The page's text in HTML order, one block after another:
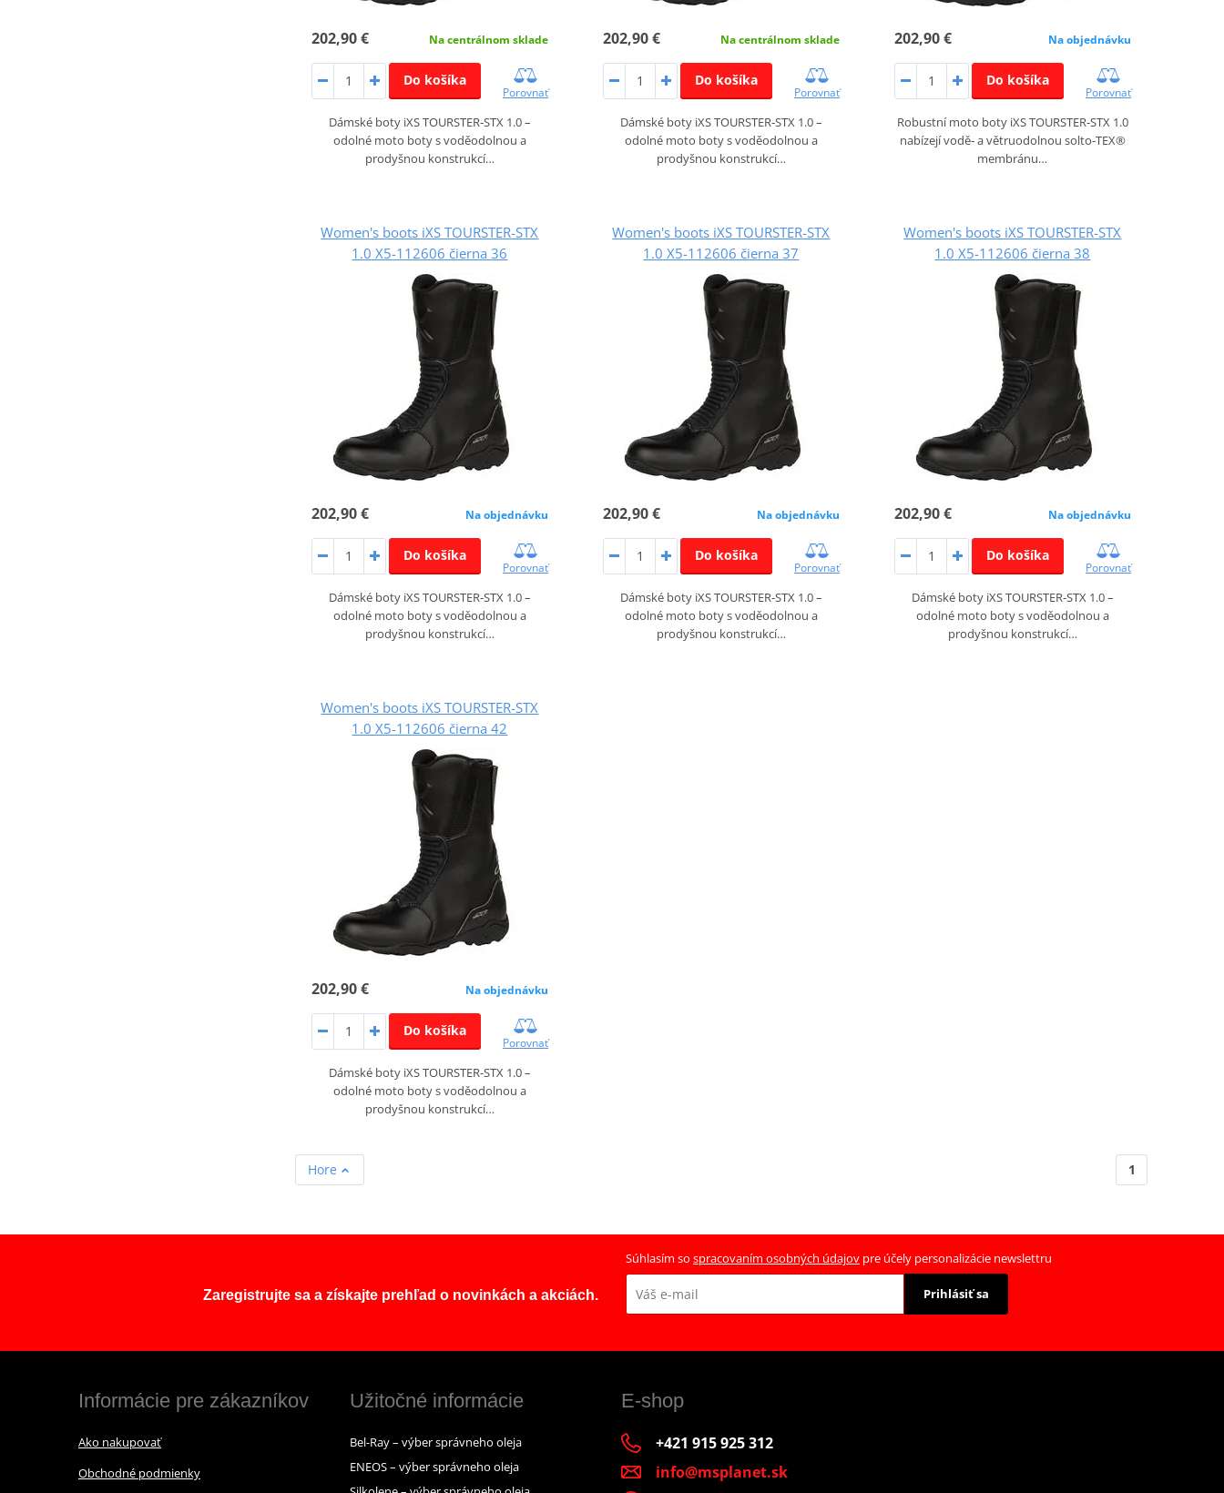
202,90 € Na centrálnom sklade
Do košíka
Porovnať
Dámské boty iXS TOURSTER‑STX 1.0 –
odolné moto boty s voděodolnou a
prodyšnou konstrukcí…
202,90 € Na centrálnom sklade
Do košíka
Porovnať
Dámské boty iXS TOURSTER‑STX 1.0 –
odolné moto boty s voděodolnou a
prodyšnou konstrukcí…
202,90 € Na objednávku
Do košíka
Porovnať
Robustní moto boty iXS TOURSTER‑STX 1.0
nabízejí vodě‑ a větruodolnou solto‑TEX®
membránu…
Women's boots iXS TOURSTER-STX
1.0 X5-112606 čierna 36
202,90 € Na objednávku
Do košíka
Porovnať
Dámské boty iXS TOURSTER‑STX 1.0 –
odolné moto boty s voděodolnou a
prodyšnou konstrukcí…
Women's boots iXS TOURSTER-STX
1.0 X5-112606 čierna 37
202,90 € Na objednávku
Do košíka
Porovnať
Dámské boty iXS TOURSTER‑STX 1.0 –
odolné moto boty s voděodolnou a
prodyšnou konstrukcí…
Women's boots iXS TOURSTER-STX
1.0 X5-112606 čierna 38
202,90 € Na objednávku
Do košíka
Porovnať
Dámské boty iXS TOURSTER‑STX 1.0 –
odolné moto boty s voděodolnou a
prodyšnou konstrukcí…
Women's boots iXS TOURSTER-STX
1.0 X5-112606 čierna 42
202,90 € Na objednávku
Do košíka
Porovnať
Dámské boty iXS TOURSTER‑STX 1.0 –
odolné moto boty s voděodolnou a
prodyšnou konstrukcí…
1
Hore
Zaregistrujte sa a získajte prehľad o novinkách a akciách.
Súhlasím so spracovaním osobných údajov pre účely personalizácie newslettru
Prihlásiť sa
Informácie pre zákazníkov
Ako nakupovať
Obchodné podmienky
Užitočné informácie
Bel-Ray – výber správneho oleja
ENEOS – výber správneho oleja
E-shop
+421 915 925 312
info@msplanet.sk